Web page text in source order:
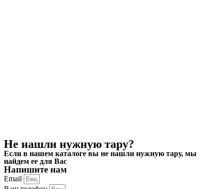
Не нашли нужную тару?
Если в нашем каталоге вы не нашли нужную тару, мы
найдем ее для Вас
Напишите нам
Email